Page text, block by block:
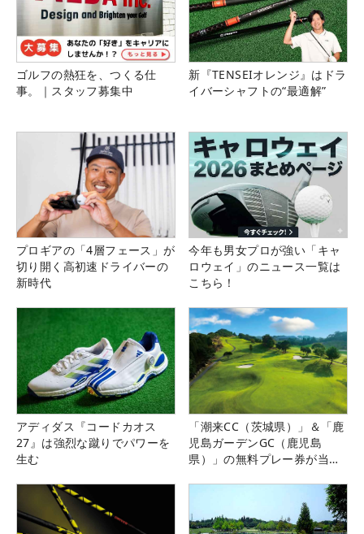
ゴルフの熱狂を、つくる仕
事。｜スタッフ募集中
新『TENSEIオレンジ』はドラ
イバーシャフトの“最適解”
プロギアの「4層フェース」が
切り開く高初速ドライバーの
新時代
今年も男女プロが強い「キャ
ロウェイ」のニュース一覧は
こちら！
アディダス『コードカオス
27』は強烈な蹴りでパワーを
生む
「潮来CC（茨城県）」＆「鹿
児島ガーデンGC（鹿児島
県）」の無料プレー券が当た